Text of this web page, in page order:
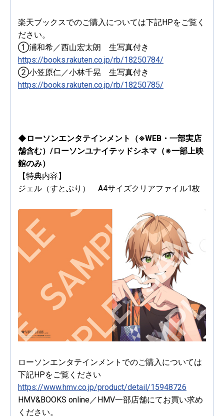
楽天ブックスでのご購入については下記HPをご覧く
ださい。
①浦和希／西山宏太朗 生写真付き
https://books.rakuten.co.jp/rb/18250784/
②小笠原仁／小林千晃 生写真付き
https://books.rakuten.co.jp/rb/18250785/
◆ローソンエンタテインメント（※WEB・一部実店
舗含む）/ローソンユナイテッドシネマ（※一部上映
館のみ）
【特典内容】
ジェル（すとぷり） A4サイズクリアファイル1枚
ローソンエンタテインメントでのご購入については
下記HPをご覧ください
https://www.hmv.co.jp/product/detail/15948726
HMV&BOOKS online／HMV一部店舗にてお買い求め
ください。